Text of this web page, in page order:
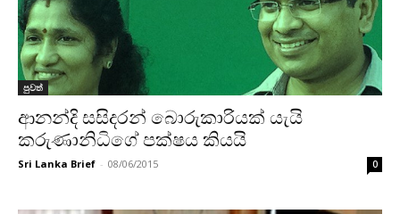
පුවත්
ආනන්දි සසිදරන් බොරුකාරියක් යැයි
කරුණානිධිගේ පක්ෂය කියයි
Sri Lanka Brief - 08/06/2015 0